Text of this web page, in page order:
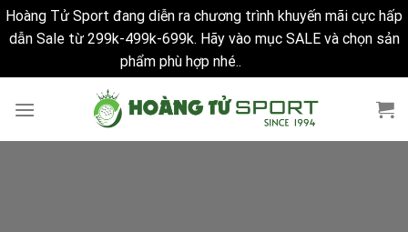
Hoàng Tử Sport đang diễn ra chương trình khuyến mãi cực hấp
dẫn Sale từ 299k-499k-699k. Hãy vào mục SALE và chọn sản
phẩm phù hợp nhé..